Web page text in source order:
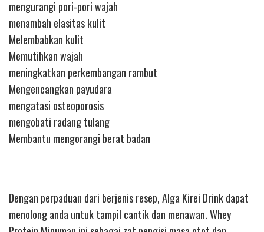
mengurangi pori-pori wajah
menambah elasitas kulit
Melembabkan kulit
Memutihkan wajah
meningkatkan perkembangan rambut
Mengencangkan payudara
mengatasi osteoporosis
mengobati radang tulang
Membantu mengorangi berat badan
Dengan perpaduan dari berjenis resep, Alga Kirei Drink dapat
menolong anda untuk tampil cantik dan menawan. Whey